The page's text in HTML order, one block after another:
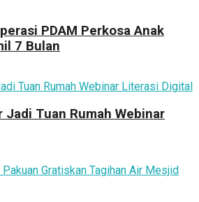
PDAM Perkosa Anak
7 Bulan
Jadi Tuan Rumah Webinar